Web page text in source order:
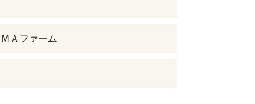
Ａファーム